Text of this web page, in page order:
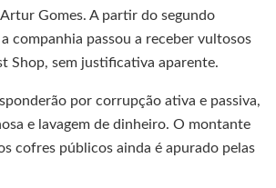
Gomes. A partir do segundo
companhia passou a receber vultosos
Shop, sem justificativa aparente.
por corrupção ativa e passiva,
e lavagem de dinheiro. O montante
cofres públicos ainda é apurado pelas